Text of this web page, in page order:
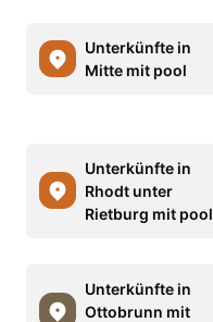
Unterkünfte in
Mitte mit pool
Unterkünfte in
Rhodt unter
Rietburg mit pool
Unterkünfte in
Ottobrunn mit